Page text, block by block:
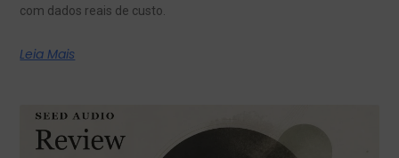
com dados reais de custo.
Leia Mais